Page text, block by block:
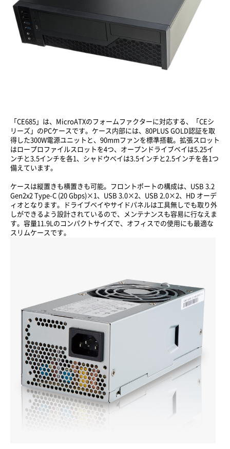
「CE685」は、MicroATXのフォームファクターに対応する、「CEシ
リーズ」のPCケースです。ケース内部には、80PLUS GOLD認証を取
得した300W電源ユニットと、90mmファンを標準搭載。拡張スロット
はロープロファイルスロットを4つ、オープンドライブベイは5.25イ
ンチと3.5インチを各1、シャドウベイは3.5インチと2.5インチを各1つ
備えています。
ケースは縦置きも横置きも可能。フロントポートの構成は、USB 3.2
Gen2x2 Type-C (20 Gbps)×1、USB 3.0×2、USB 2.0×2、HD オーデ
ィオとなります。ドライブベイやサイドパネルは工具無しでも取り外
しができるよう設計されているので、メンテナンスも容易に行なえま
す。容量11.9Lのコンパクトサイズで、オフィスでの使用にも最適な
スリムケースです。